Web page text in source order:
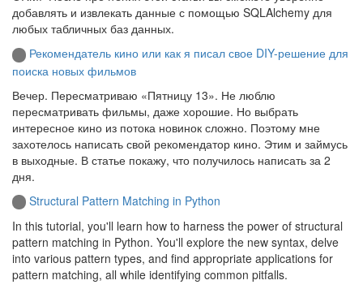
добавлять и извлекать данные с помощью SQLAlchemy для
любых табличных баз данных.
Рекомендатель кино или как я писал свое DIY-решение для
поиска новых фильмов
Вечер. Пересматриваю «Пятницу 13». Не люблю
пересматривать фильмы, даже хорошие. Но выбрать
интересное кино из потока новинок сложно. Поэтому мне
захотелось написать свой рекомендатор кино. Этим и займусь
в выходные. В статье покажу, что получилось написать за 2
дня.
Structural Pattern Matching in Python
In this tutorial, you'll learn how to harness the power of structural
pattern matching in Python. You'll explore the new syntax, delve
into various pattern types, and find appropriate applications for
pattern matching, all while identifying common pitfalls.